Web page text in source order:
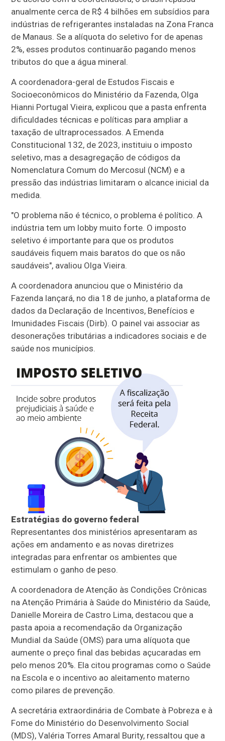
anualmente cerca de R$ 4 bilhões em subsídios para
indústrias de refrigerantes instaladas na Zona Franca
de Manaus. Se a alíquota do seletivo for de apenas
2%, esses produtos continuarão pagando menos
tributos do que a água mineral.
A coordenadora-geral de Estudos Fiscais e
Socioeconômicos do Ministério da Fazenda, Olga
Hianni Portugal Vieira, explicou que a pasta enfrenta
dificuldades técnicas e políticas para ampliar a
taxação de ultraprocessados. A Emenda
Constitucional 132, de 2023, instituiu o imposto
seletivo, mas a desagregação de códigos da
Nomenclatura Comum do Mercosul (NCM) e a
pressão das indústrias limitaram o alcance inicial da
medida.
"O problema não é técnico, o problema é político. A
indústria tem um lobby muito forte. O imposto
seletivo é importante para que os produtos
saudáveis fiquem mais baratos do que os não
saudáveis", avaliou Olga Vieira.
A coordenadora anunciou que o Ministério da
Fazenda lançará, no dia 18 de junho, a plataforma de
dados da Declaração de Incentivos, Benefícios e
Imunidades Fiscais (Dirb). O painel vai associar as
desonerações tributárias a indicadores sociais e de
saúde nos municípios.
Estratégias do governo federal
Representantes dos ministérios apresentaram as
ações em andamento e as novas diretrizes
integradas para enfrentar os ambientes que
estimulam o ganho de peso.
A coordenadora de Atenção às Condições Crônicas
na Atenção Primária à Saúde do Ministério da Saúde,
Danielle Moreira de Castro Lima, destacou que a
pasta apoia a recomendação da Organização
Mundial da Saúde (OMS) para uma alíquota que
aumente o preço final das bebidas açucaradas em
pelo menos 20%. Ela citou programas como o Saúde
na Escola e o incentivo ao aleitamento materno
como pilares de prevenção.
A secretária extraordinária de Combate à Pobreza e à
Fome do Ministério do Desenvolvimento Social
(MDS), Valéria Torres Amaral Burity, ressaltou que a